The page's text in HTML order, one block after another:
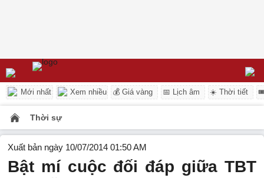
Mới nhất Xem nhiều 💰 Giá vàng 📅 Lịch âm ☀️ Thời tiết
Thời sự
Xuất bản ngày 10/07/2014 01:50 AM
Bật mí cuộc đối đáp giữa TBT